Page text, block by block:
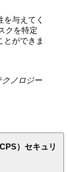
を与えてく
クを特定
とができま
クノロジー
）セキュリ